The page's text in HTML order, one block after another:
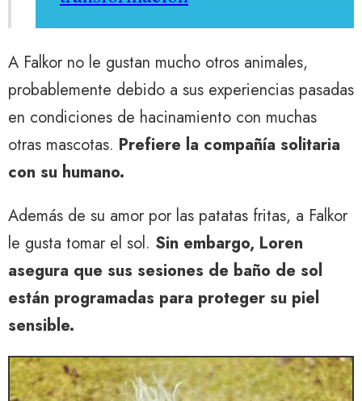
A Falkor no le gustan mucho otros animales,
probablemente debido a sus experiencias pasadas
en condiciones de hacinamiento con muchas
otras mascotas. Prefiere la compañía solitaria
con su humano.
Además de su amor por las patatas fritas, a Falkor
le gusta tomar el sol. Sin embargo, Loren
asegura que sus sesiones de baño de sol
están programadas para proteger su piel
sensible.